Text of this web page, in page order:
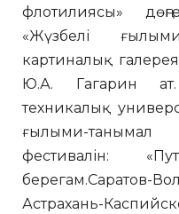
флотилиясы»
«Жүзбелі
картиналық
Ю.А. Гагарин ат.
техникалық
ғылыми-
фестивалін:
Астрахань-